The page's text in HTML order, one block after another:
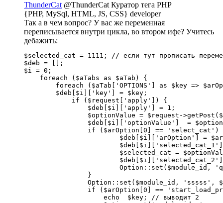
ThunderCat @ThunderCat Куратор тега PHP
{PHP, MySql, HTML, JS, CSS} developer
Так а в чем вопрос? У вас же переменная
переписывается внутри цикла, во втором ифе? Учитесь
дебажить:
$selected_cat = 1111; // если тут прописать
$deb = [];
$i = 0;
    foreach ($aTabs as $aTab) {
foreach ($aTab['OPTIONS'] as $key =>
        $deb[$i]['key'] = $key;
            if ($request['apply']) {
                $deb[$i]['apply'] = 1;
$optionValue = $request-
$deb[$i]['optionValue']  =
if ($arOption[0] == 'select_cat')
$deb[$i]['arOption'] =
$selected_cat =
Option::set($module_id,
                }
Option::set($module_id, 'sssss',
if ($arOption[0] ==
                    echo  $key; // выводит 2